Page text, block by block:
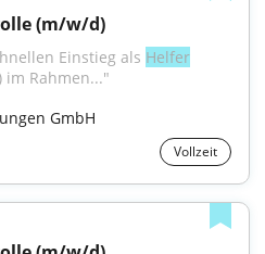
(m/w/d)
Einstieg als Helfer
Rahmen..."
GmbH
Vollzeit